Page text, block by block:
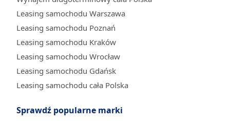
Leasing samochodu Warszawa
Leasing samochodu Poznań
Leasing samochodu Kraków
Leasing samochodu Wrocław
Leasing samochodu Gdańsk
Leasing samochodu cała Polska
Sprawdź popularne marki